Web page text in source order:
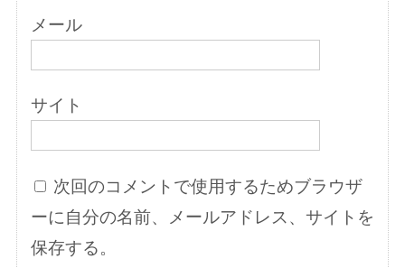
メール
サイト
次回のコメントで使用するためブラウザ
ーに自分の名前、メールアドレス、サイトを
保存する。